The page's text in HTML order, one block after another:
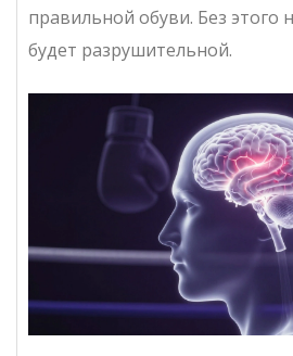
правильной обуви. Без этого
будет разрушительной.